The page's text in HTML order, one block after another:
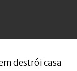
destrói casa